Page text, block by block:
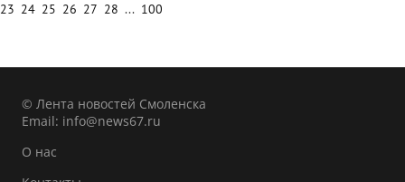
23 24 25 26 27 28 ... 100
© Лента новостей Смоленска
Email: info@news67.ru
О нас